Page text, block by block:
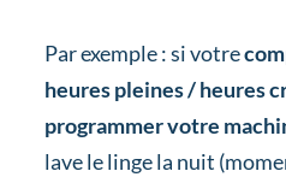
Par exemple : si votre
heures pleines / heures
programmer votre
lave le linge la nuit